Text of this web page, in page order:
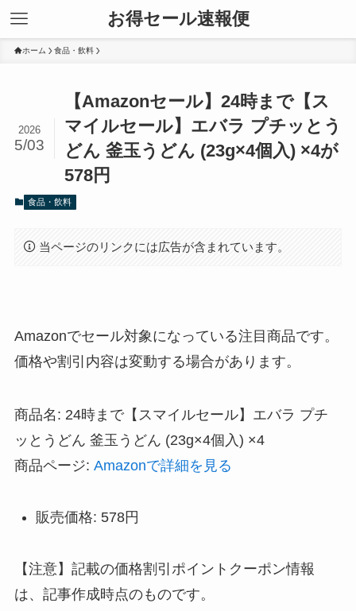
お得セール速報便
ホーム 食品・飲料
【Amazonセール】24時まで【ス
マイルセール】エバラ プチッとう
どん 釜玉うどん (23g×4個入) ×4が
578円
2026
5/03
食品・飲料
当ページのリンクには広告が含まれています。
Amazonでセール対象になっている注目商品です。
価格や割引内容は変動する場合があります。
商品名: 24時まで【スマイルセール】エバラ プチ
ッとうどん 釜玉うどん (23g×4個入) ×4
商品ページ: Amazonで詳細を見る
販売価格: 578円
【注意】記載の価格割引ポイントクーポン情報
は、記事作成時点のものです。